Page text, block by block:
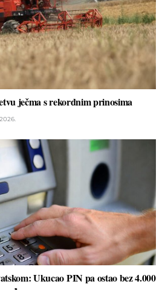
ječma s rekordnim prinosima
Ukucao PIN pa ostao bez 4.000